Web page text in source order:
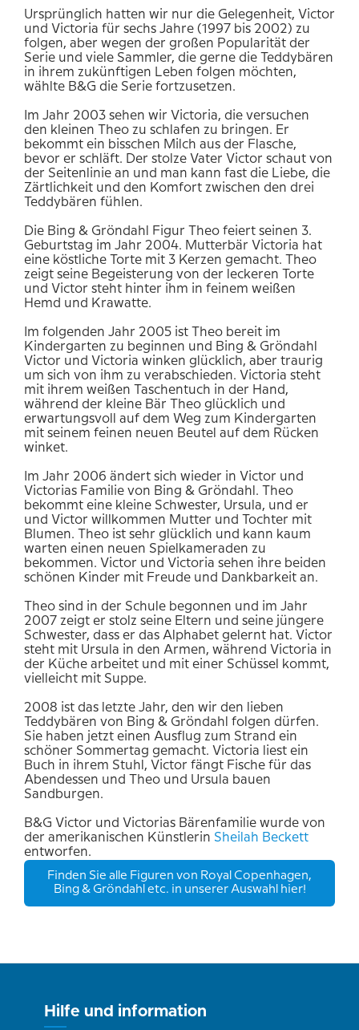
Ursprünglich hatten wir nur die Gelegenheit, Victor
und Victoria für sechs Jahre (1997 bis 2002) zu
folgen, aber wegen der großen Popularität der
Serie und viele Sammler, die gerne die Teddybären
in ihrem zukünftigen Leben folgen möchten,
wählte B&G die Serie fortzusetzen.
Im Jahr 2003 sehen wir Victoria, die versuchen
den kleinen Theo zu schlafen zu bringen. Er
bekommt ein bisschen Milch aus der Flasche,
bevor er schläft. Der stolze Vater Victor schaut von
der Seitenlinie an und man kann fast die Liebe, die
Zärtlichkeit und den Komfort zwischen den drei
Teddybären fühlen.
Die Bing & Gröndahl Figur Theo feiert seinen 3.
Geburtstag im Jahr 2004. Mutterbär Victoria hat
eine köstliche Torte mit 3 Kerzen gemacht. Theo
zeigt seine Begeisterung von der leckeren Torte
und Victor steht hinter ihm in feinem weißen
Hemd und Krawatte.
Im folgenden Jahr 2005 ist Theo bereit im
Kindergarten zu beginnen und Bing & Gröndahl
Victor und Victoria winken glücklich, aber traurig
um sich von ihm zu verabschieden. Victoria steht
mit ihrem weißen Taschentuch in der Hand,
während der kleine Bär Theo glücklich und
erwartungsvoll auf dem Weg zum Kindergarten
mit seinem feinen neuen Beutel auf dem Rücken
winket.
Im Jahr 2006 ändert sich wieder in Victor und
Victorias Familie von Bing & Gröndahl. Theo
bekommt eine kleine Schwester, Ursula, und er
und Victor willkommen Mutter und Tochter mit
Blumen. Theo ist sehr glücklich und kann kaum
warten einen neuen Spielkameraden zu
bekommen. Victor und Victoria sehen ihre beiden
schönen Kinder mit Freude und Dankbarkeit an.
Theo sind in der Schule begonnen und im Jahr
2007 zeigt er stolz seine Eltern und seine jüngere
Schwester, dass er das Alphabet gelernt hat. Victor
steht mit Ursula in den Armen, während Victoria in
der Küche arbeitet und mit einer Schüssel kommt,
vielleicht mit Suppe.
2008 ist das letzte Jahr, den wir den lieben
Teddybären von Bing & Gröndahl folgen dürfen.
Sie haben jetzt einen Ausflug zum Strand ein
schöner Sommertag gemacht. Victoria liest ein
Buch in ihrem Stuhl, Victor fängt Fische für das
Abendessen und Theo und Ursula bauen
Sandburgen.
B&G Victor und Victorias Bärenfamilie wurde von
der amerikanischen Künstlerin Sheilah Beckett
entworfen.
Finden Sie alle Figuren von Royal Copenhagen,
Bing & Gröndahl etc. in unserer Auswahl hier!
Hilfe und information